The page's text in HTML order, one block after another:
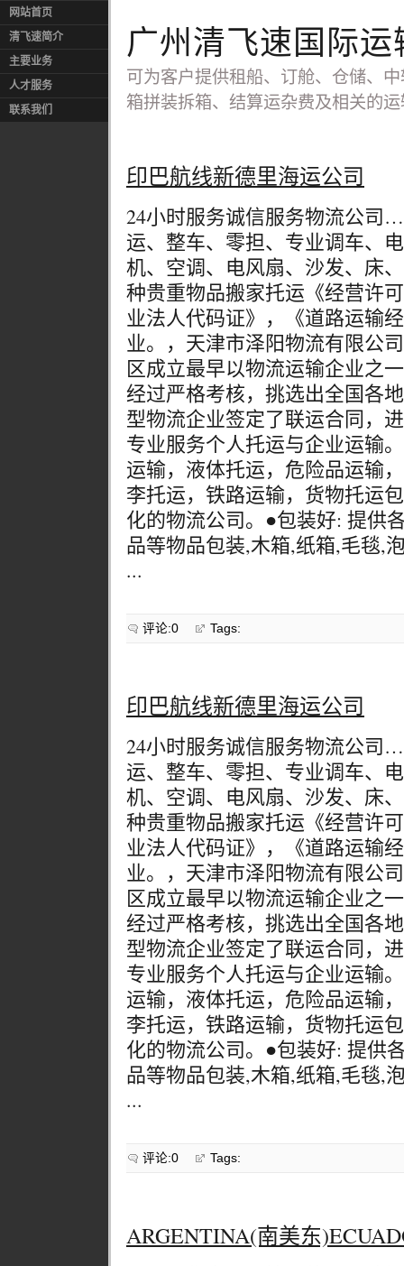
网站首页
清飞速简介
主要业务
人才服务
联系我们
广州清飞速国际运
可为客户提供租船、订舱、仓储、
箱拼装拆箱、结算运杂费及相关的
印巴航线新德里海运公司
24小时服务诚信服务物流公司
运、整车、零担、专业调车、
机、空调、电风扇、沙发、床
种贵重物品搬家托运《经营许
业法人代码证》，《道路运输
业。，天津市泽阳物流有限公
区成立最早以物流运输企业之
经过严格考核，挑选出全国各
型物流企业签定了联运合同，
专业服务个人托运与企业运输
运输，液体托运，危险品运输
李托运，铁路运输，货物托运
化的物流公司。●包装好: 提供
品等物品包装,木箱,纸箱,毛毯,
...
评论:0 Tags:
印巴航线新德里海运公司
24小时服务诚信服务物流公司
运、整车、零担、专业调车、
机、空调、电风扇、沙发、床
种贵重物品搬家托运《经营许
业法人代码证》，《道路运输
业。，天津市泽阳物流有限公
区成立最早以物流运输企业之
经过严格考核，挑选出全国各
型物流企业签定了联运合同，
专业服务个人托运与企业运输
运输，液体托运，危险品运输
李托运，铁路运输，货物托运
化的物流公司。●包装好: 提供
品等物品包装,木箱,纸箱,毛毯,
...
评论:0 Tags:
ARGENTINA(南美东